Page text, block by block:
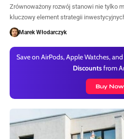
Zrównoważony rozwój stanowi nie tylko
kluczowy element strategii
Marek Włodarczyk
Save on AirPods, Apple Watches,
Discountsfrom
Buy Now